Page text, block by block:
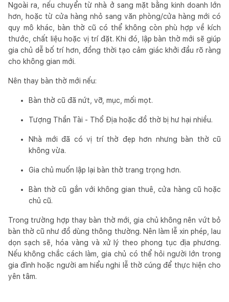
Ngoài ra, nếu chuyển từ nhà ở sang mặt bằng kinh doanh lớn
hơn, hoặc từ cửa hàng nhỏ sang văn phòng/cửa hàng mới có
quy mô khác, bàn thờ cũ có thể không còn phù hợp về kích
thước, chất liệu hoặc vị trí đặt. Khi đó, lập bàn thờ mới sẽ giúp
gia chủ dễ bố trí hơn, đồng thời tạo cảm giác khởi đầu rõ ràng
cho không gian mới.
Nên thay bàn thờ mới nếu:
Bàn thờ cũ đã nứt, vỡ, mục, mối mọt.
Tượng Thần Tài - Thổ Địa hoặc đồ thờ bị hư hại nhiều.
Nhà mới đã có vị trí thờ đẹp hơn nhưng bàn thờ cũ
không vừa.
Gia chủ muốn lập lại bàn thờ trang trọng hơn.
Bàn thờ cũ gắn với không gian thuê, cửa hàng cũ hoặc
chủ cũ.
Trong trường hợp thay bàn thờ mới, gia chủ không nên vứt bỏ
bàn thờ cũ như đồ dùng thông thường. Nên làm lễ xin phép, lau
dọn sạch sẽ, hóa vàng và xử lý theo phong tục địa phương.
Nếu không chắc cách làm, gia chủ có thể hỏi người lớn trong
gia đình hoặc người am hiểu nghi lễ thờ cúng để thực hiện cho
yên tâm.